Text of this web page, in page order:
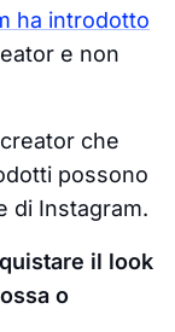
ha introdotto
e non
che
possono
di Instagram.
il look
o